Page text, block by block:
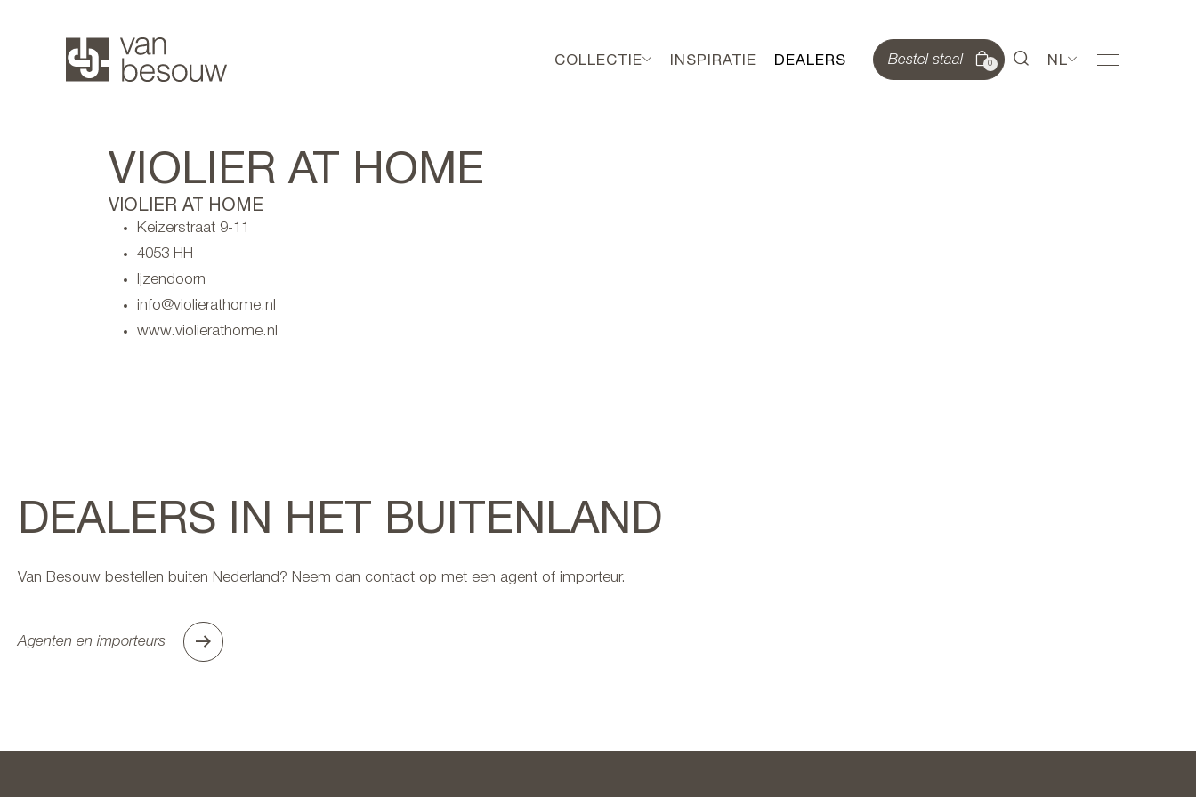
COLLECTIE INSPIRATIE DEALERS Bestel staal 0 NL
VIOLIER AT HOME
VIOLIER AT HOME
Keizerstraat 9-11
4053 HH
Ijzendoorn
info@violierathome.nl
www.violierathome.nl
DEALERS IN HET BUITENLAND
Van Besouw bestellen buiten Nederland? Neem dan contact op met een agent of importeur.
Agenten en importeurs